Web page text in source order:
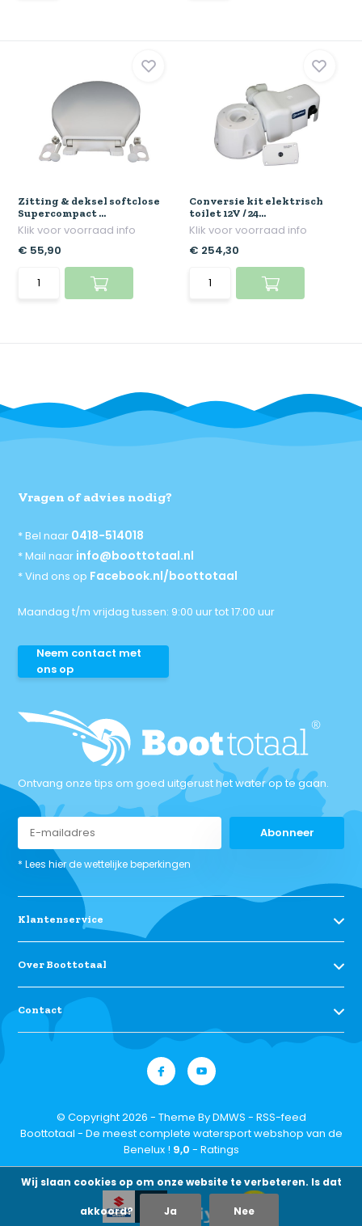
Zitting & deksel softclose
Supercompact ...
Klik voor voorraad info
€ 55,90
Conversie kit elektrisch
toilet 12V / 24...
Klik voor voorraad info
€ 254,30
Vragen of advies nodig?
* Bel naar 0418-514018
* Mail naar info@boottotaal.nl
* Vind ons op Facebook.nl/boottotaal
Maandag t/m vrijdag tussen: 9:00 uur tot 17:00 uur
Neem contact met
ons op
Ontvang onze tips om goed uitgerust het water op te gaan.
Abonneer
* Lees hier de wettelijke beperkingen
Klantenservice
Over Boottotaal
Contact
© Copyright 2026 - Theme ByDMWS - RSS-feed
Boottotaal - De meest complete watersport webshop van de
Benelux ! 9,0 - Ratings
Wij slaan cookies op om onze website te verbeteren. Is dat
akkoord? Ja Nee